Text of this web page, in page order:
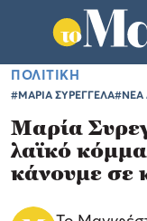
ΠΟΛΙΤΙΚΗ
#ΜΑΡΙΑ ΣΥΡΕΓΓΕΛΑ#ΝΕΑ
Μαρία
λαϊκό
κάνουμε σε